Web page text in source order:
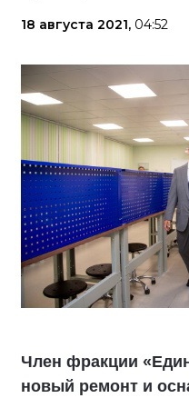
18 августа 2021, 04:52
Член фракции
новый ремонт и